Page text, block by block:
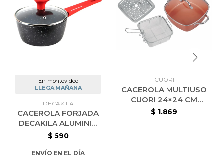
En montevideo
LLEGA MAÑANA
DECAKILA
CACEROLA FORJADA
DECAKILA ALUMINIO
16 CM
$ 590
ENVÍO EN EL DÍA
CUORI
CACEROLA MULTIUSO
CUORI 24×24 CM
MULTICHEF
$ 1.869